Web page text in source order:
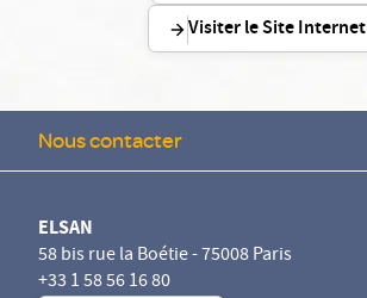
Visiter le Site Internet
Nous contacter
ELSAN
58 bis rue la Boétie - 75008 Paris
+33 1 58 56 16 80